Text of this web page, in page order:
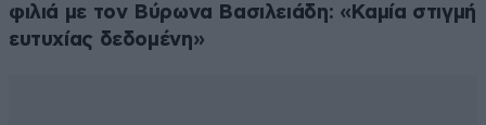
φιλιά με τον Βύρωνα Βασιλειάδη: «Καμία στιγμή
ευτυχίας δεδομένη»